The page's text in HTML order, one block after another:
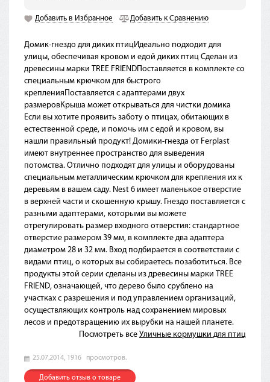
Добавить в Избранное Добавить к Сравнению
Домик-гнездо для диких птицИдеально подходит для
улицы, обеспечивая кровом и едой диких птиц Сделан из
древесины марки TREE FRIENDПоставляется в комплекте со
специальным крючком для быстрого
крепленияПоставляется с адаптерами двух
размеровКрыша может открываться для чистки домика
Если вы хотите проявить заботу о птицах, обитающих в
естественной среде, и помочь им с едой и кровом, вы
нашли правильный продукт! Домики-гнезда от Ferplast
имеют внутреннее пространство для выведения
потомства. Отлично подходят для улицы и оборудованы
специальным металлическим крючком для крепления их к
деревьям в вашем саду. Nest 6 имеет маленькое отверстие
в верхней части и скошенную крышу. Гнездо поставляется с
разными адаптерами, которыми вы можете
отрегулировать размер входного отверстия: стандартное
отверстие размером 39 мм, в комплекте два адаптера
диаметром 28 и 32 мм. Вход подбирается в соответствии с
видами птиц, о которых вы собираетесь позаботиться. Все
продукты этой серии сделаны из древесины марки TREE
FRIEND, означающей, что дерево было срублено на
участках с разрешения и под управлением организаций,
осуществляющих контроль над сохранением мировых
лесов и предотвращению их вырубки на нашей планете.
Посмотреть все Уличные кормушки для птиц
25.07.2014, 1916 просмотров.
Добавить отзыв о товаре